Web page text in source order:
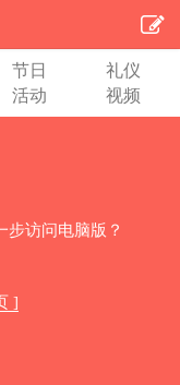
节日
礼仪
活动 视频
步访问电脑版？
]